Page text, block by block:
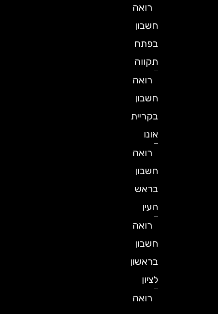
רואה
חשבון
בפתח
תקווה
רואה
חשבון
בקריית
רואה
חשבון
בראש
רואה
חשבון
בראשון
רואה